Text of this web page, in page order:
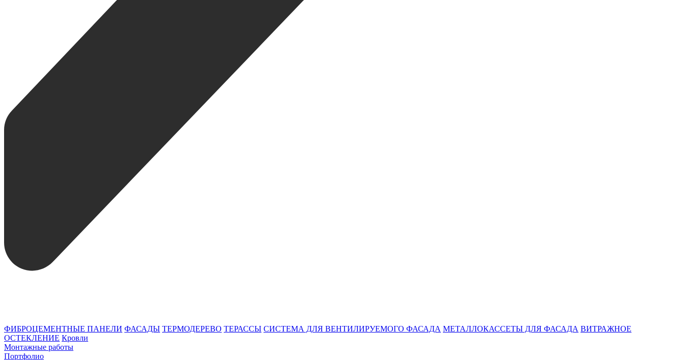
ФИБРОЦЕМЕНТНЫЕ ПАНЕЛИ ФАСАДЫ ТЕРМОДЕРЕВО ТЕРАССЫ СИСТЕМА ДЛЯ ВЕНТИЛИРУЕМОГО ФАСАДА МЕТАЛЛОКАССЕТЫ ДЛЯ ФАСАДА ВИТРАЖНОЕ
ОСТЕКЛЕНИЕ Кровли
Монтажные работы
Портфолио